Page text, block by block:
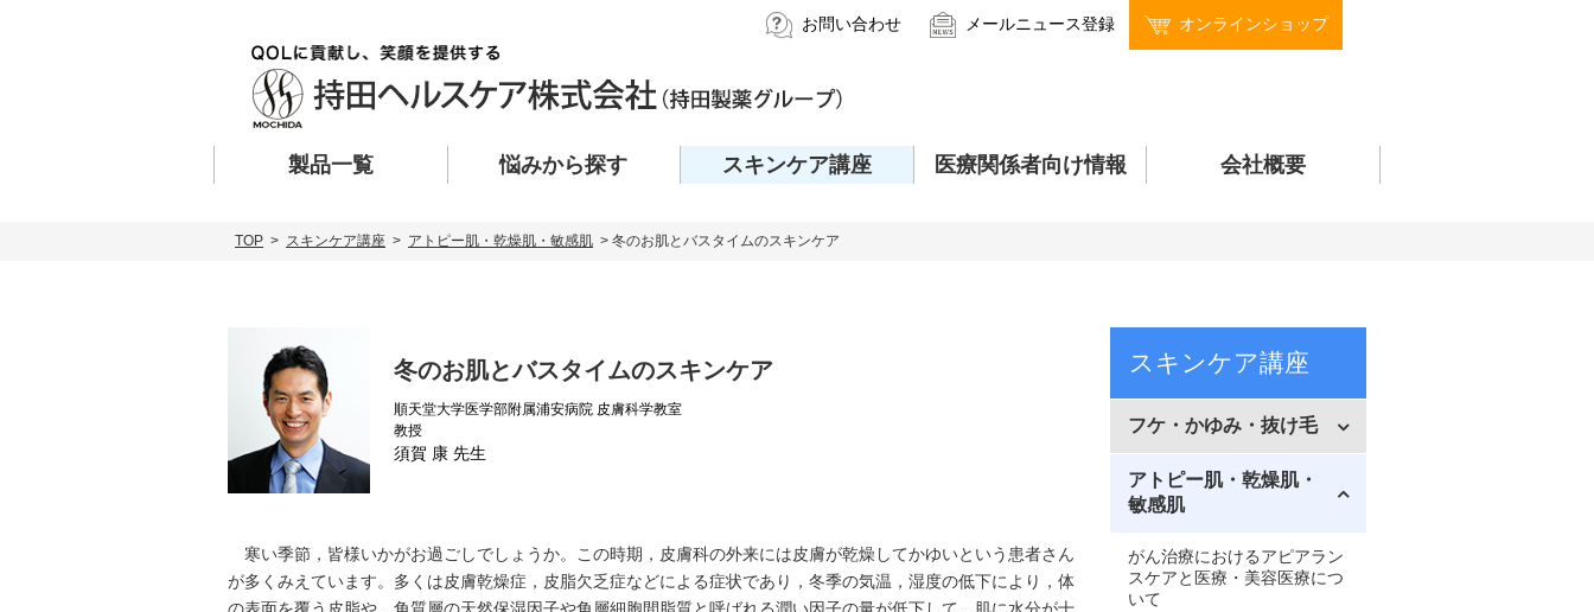
お問い合わせ メールニュース登録 オンラインショップ
製品一覧 悩みから探す スキンケア講座 医療関係者向け情報 会社概要
TOP > スキンケア講座 > アトピー肌・乾燥肌・敏感肌 > 冬のお肌とバスタイムのスキンケア
冬のお肌とバスタイムのスキンケア
順天堂大学医学部附属浦安病院 皮膚科学教室
教授
須賀 康 先生
寒い季節，皆様いかがお過ごしでしょうか。この時期，皮膚科の外来には皮膚が乾燥してかゆいという患者さん
が多くみえています。多くは皮膚乾燥症，皮脂欠乏症などによる症状であり，冬季の気温，湿度の低下により，体
スキンケア講座
フケ・かゆみ・抜け毛
アトピー肌・乾燥肌・
敏感肌
がん治療におけるアピアラン
スケアと医療・美容医療につ
いて